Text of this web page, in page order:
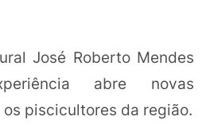
José Roberto Mendes
abre novas
piscicultores da região.